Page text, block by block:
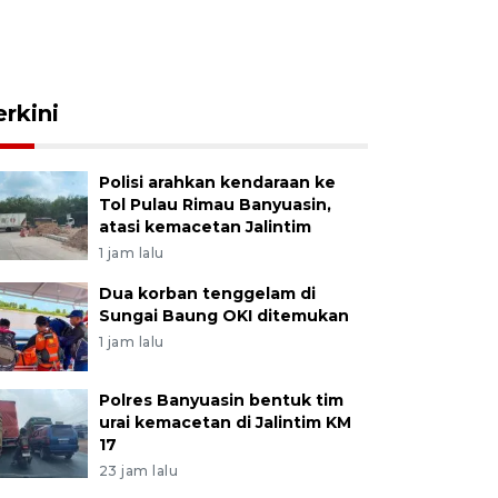
Polisi arahkan kendaraan ke
Tol Pulau Rimau Banyuasin,
atasi kemacetan Jalintim
1 jam lalu
Dua korban tenggelam di
Sungai Baung OKI ditemukan
1 jam lalu
Polres Banyuasin bentuk tim
urai kemacetan di Jalintim KM
17
23 jam lalu